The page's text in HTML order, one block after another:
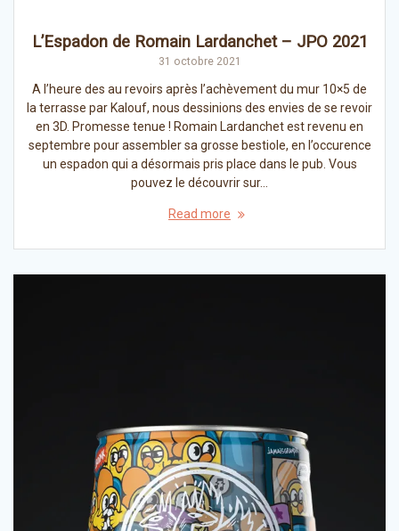
L’Espadon de Romain Lardanchet – JPO 2021
31 octobre 2021
A l’heure des au revoirs après l’achèvement du mur 10×5 de
la terrasse par Kalouf, nous dessinions des envies de se revoir
en 3D. Promesse tenue ! Romain Lardanchet est revenu en
septembre pour assembler sa grosse bestiole, en l’occurence
un espadon qui a désormais pris place dans le pub. Vous
pouvez le découvrir sur…
Read more